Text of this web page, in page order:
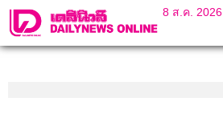
8 ส.ค. 2026